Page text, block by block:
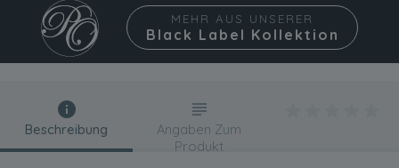
MEHR AUS UNSERER
Black Label Kollektion
Beschreibung
Angaben Zum
Produkt